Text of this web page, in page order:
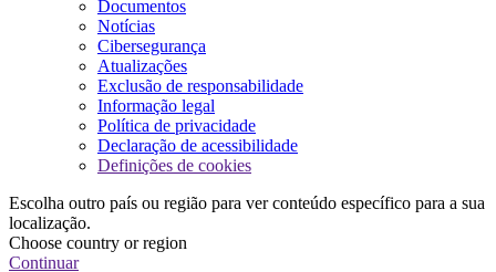
Documentos
Notícias
Cibersegurança
Atualizações
Exclusão de responsabilidade
Informação legal
Política de privacidade
Declaração de acessibilidade
Definições de cookies
Escolha outro país ou região para ver conteúdo específico para a sua
localização.
Choose country or region
Continuar